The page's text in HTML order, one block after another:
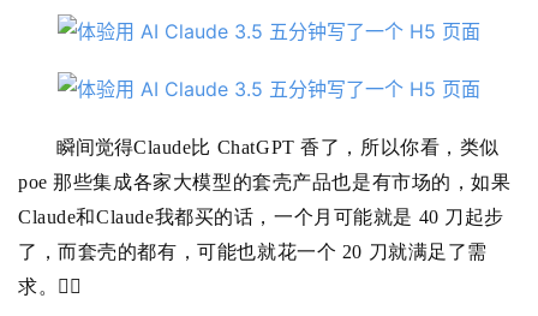
瞬间觉得Claude比 ChatGPT 香了，所以你看，类似
poe 那些集成各家大模型的套壳产品也是有市场的，如果
Claude和Claude我都买的话，一个月可能就是 40 刀起步
了，而套壳的都有，可能也就花一个 20 刀就满足了需
求。🤷‍♂️